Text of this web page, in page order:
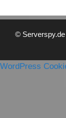
©
WordPress